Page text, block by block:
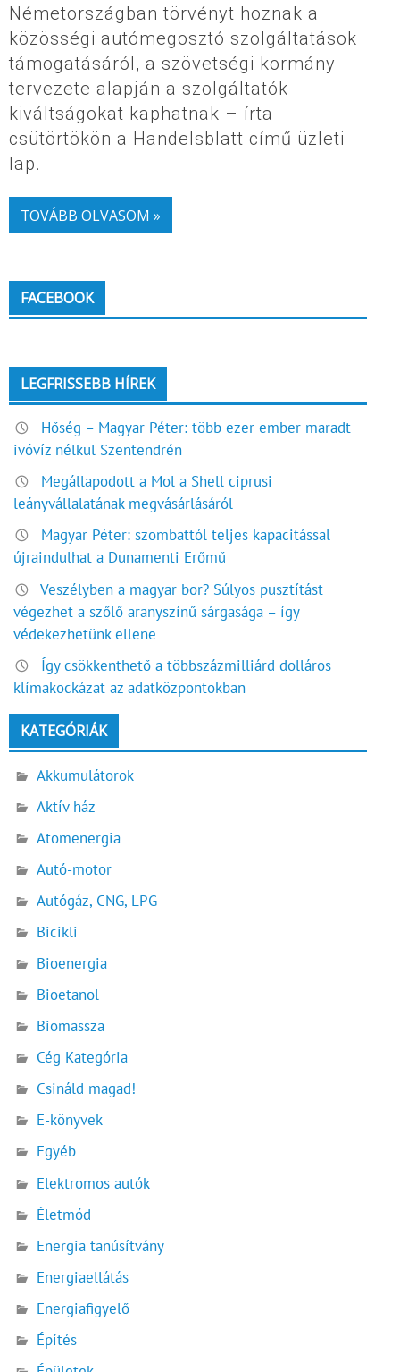
Németországban törvényt hoznak a
közösségi autómegosztó szolgáltatások
támogatásáról, a szövetségi kormány
tervezete alapján a szolgáltatók
kiváltságokat kaphatnak – írta
csütörtökön a Handelsblatt című üzleti
lap.
TOVÁBB OLVASOM »
FACEBOOK
LEGFRISSEBB HÍREK
Hőség – Magyar Péter: több ezer ember maradt
ivóvíz nélkül Szentendrén
Megállapodott a Mol a Shell ciprusi
leányvállalatának megvásárlásáról
Magyar Péter: szombattól teljes kapacitással
újraindulhat a Dunamenti Erőmű
Veszélyben a magyar bor? Súlyos pusztítást
végezhet a szőlő aranyszínű sárgasága – így
védekezhetünk ellene
Így csökkenthető a többszázmilliárd dolláros
klímakockázat az adatközpontokban
KATEGÓRIÁK
Akkumulátorok
Aktív ház
Atomenergia
Autó-motor
Autógáz, CNG, LPG
Bicikli
Bioenergia
Bioetanol
Biomassza
Cég Kategória
Csináld magad!
E-könyvek
Egyéb
Elektromos autók
Életmód
Energia tanúsítvány
Energiaellátás
Energiafigyelő
Építés